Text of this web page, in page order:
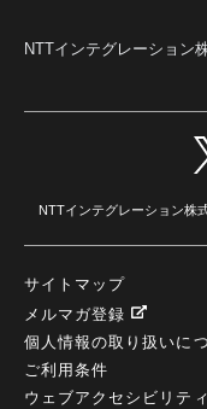
NTTインテグレーション
NTTインテグレーション株
サイトマップ
メルマガ登録
個人情報の取り扱いに
ご利用条件
ウェブアクセシビリテ